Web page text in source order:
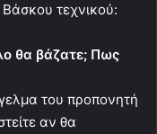
τεχνικού:
θα βάζατε; Πως
του προπονητή
αν θα